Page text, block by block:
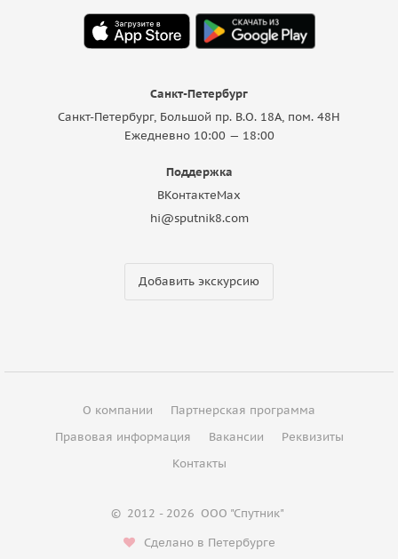
Санкт-Петербург
Санкт-Петербург, Большой пр. В.О. 18A, пом. 48Н
Ежедневно 10:00 — 18:00
Поддержка
ВКонтактеMax
hi@sputnik8.com
Добавить экскурсию
О компании
Партнерская программа
Правовая информация
Вакансии
Реквизиты
Контакты
© 2012 - 2026 ООО "Спутник"
Сделано в Петербурге